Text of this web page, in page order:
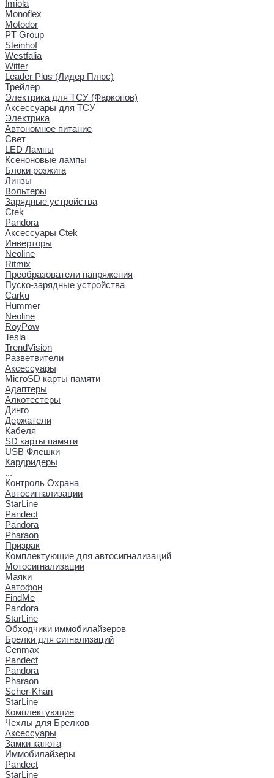
Imiola
Monoflex
Motodor
PT Group
Steinhof
Westfalia
Witter
Leader Plus (Лидер Плюс)
Трейлер
Электрика для ТСУ (Фаркопов)
Аксессуары для ТСУ
Электрика
Автономное питание
Свет
LED Лампы
Ксеноновые лампы
Блоки розжига
Линзы
Вольтеры
Зарядные устройства
Ctek
Pandora
Аксессуары Ctek
Инверторы
Neoline
Ritmix
Преобразователи напряжения
Пуско-зарядные устройства
Carku
Hummer
Neoline
RoyPow
Tesla
TrendVision
Разветвители
Аксессуары
MicroSD карты памяти
Адаптеры
Алкотестеры
Динго
Держатели
Кабеля
SD карты памяти
USB Флешки
Кардридеры
...
Контроль Охрана
Автосигнализации
StarLine
Pandect
Pandora
Pharaon
Призрак
Комплектующие для автосигнализаций
Мотосигнализации
Маяки
Автофон
FindMe
Pandora
StarLine
Обходчики иммобилайзеров
Брелки для сигнализаций
Cenmax
Pandect
Pandora
Pharaon
Scher-Khan
StarLine
Комплектующие
Чехлы для Брелков
Аксессуары
Замки капота
Иммобилайзеры
Pandect
StarLine